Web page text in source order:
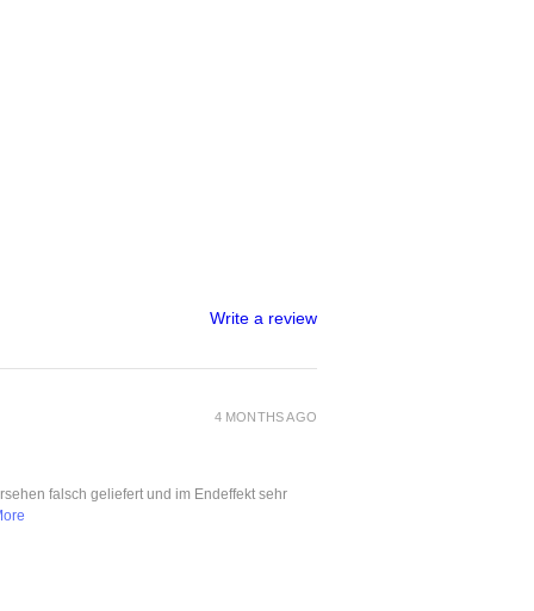
Write a review
4 MONTHS AGO
falsch geliefert und im Endeffekt sehr